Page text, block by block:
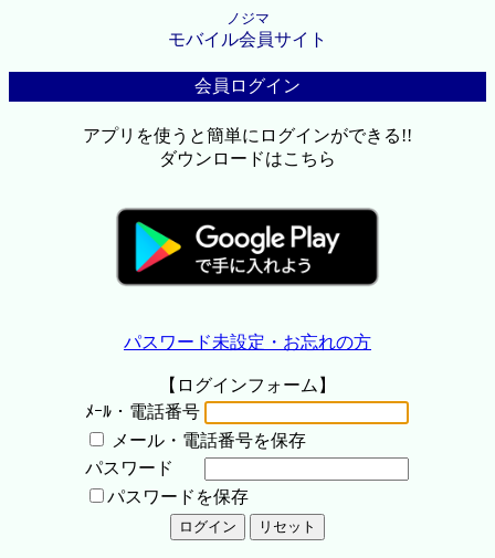
ノジマ
モバイル会員サイト
会員ログイン
アプリを使うと簡単にログインができる!!
ダウンロードはこちら
パスワード未設定・お忘れの方
【ログインフォーム】
ﾒｰﾙ・電話番号
メール・電話番号を保存
パスワード
パスワードを保存